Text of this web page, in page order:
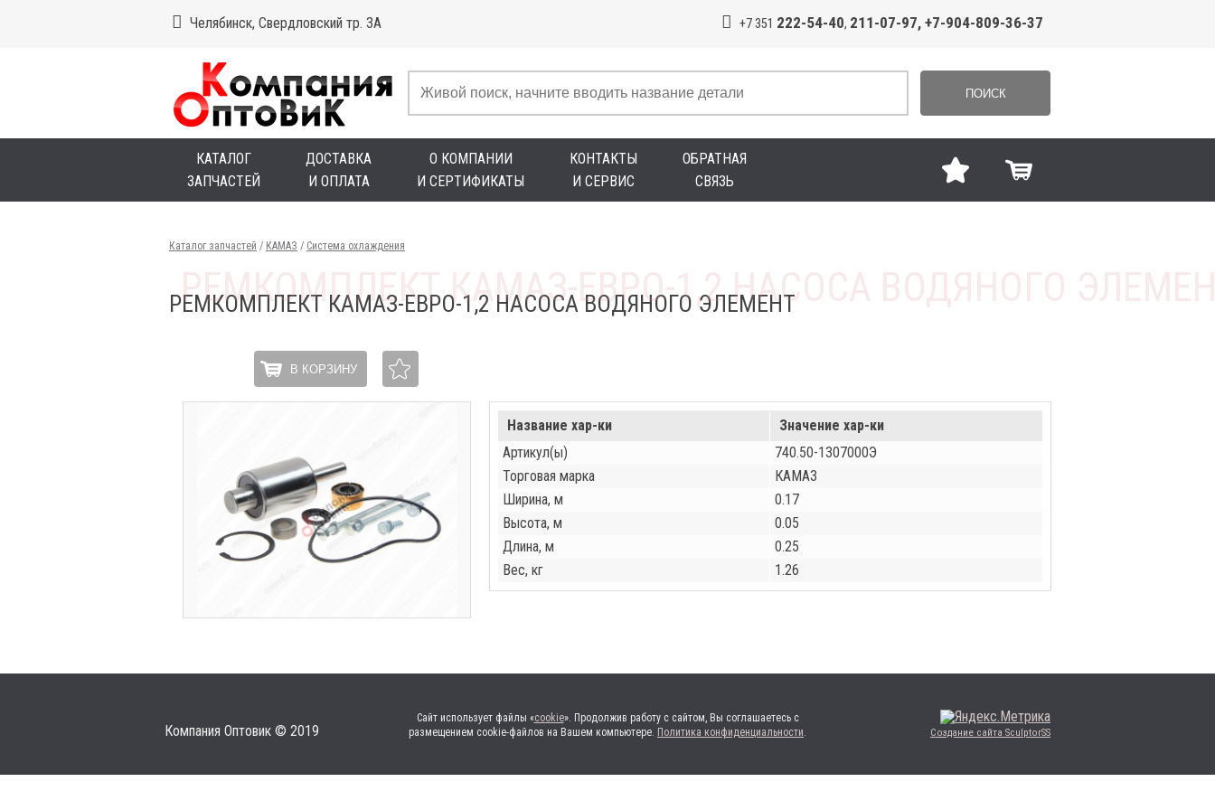
Челябинск, Свердловский тр. 3А +7 351 222-54-40, 211-07-97, +7-904-809-36-37
ПОИСК
КАТАЛОГ
ЗАПЧАСТЕЙ
ДОСТАВКА
И ОПЛАТА
О КОМПАНИИ
И СЕРТИФИКАТЫ
КОНТАКТЫ
И СЕРВИС
ОБРАТНАЯ
СВЯЗЬ
Каталог запчастей / КАМАЗ / Система охлаждения
РЕМКОМПЛЕКТ КАМАЗ-ЕВРО-1,2 НАСОСА ВОДЯНОГО ЭЛЕМЕНТ
В КОРЗИНУ
Название хар-ки
Значение хар-ки
Артикул(ы)
740.50-1307000Э
Торговая марка
КАМАЗ
Ширина, м
0.17
Высота, м
0.05
Длина, м
0.25
Вес, кг
1.26
Компания Оптовик © 2019
Сайт использует файлы «cookie». Продолжив работу с сайтом, Вы соглашаетесь с
размещением cookie-файлов на Вашем компьютере. Политика конфиденциальности. Создание сайта SculptorSS